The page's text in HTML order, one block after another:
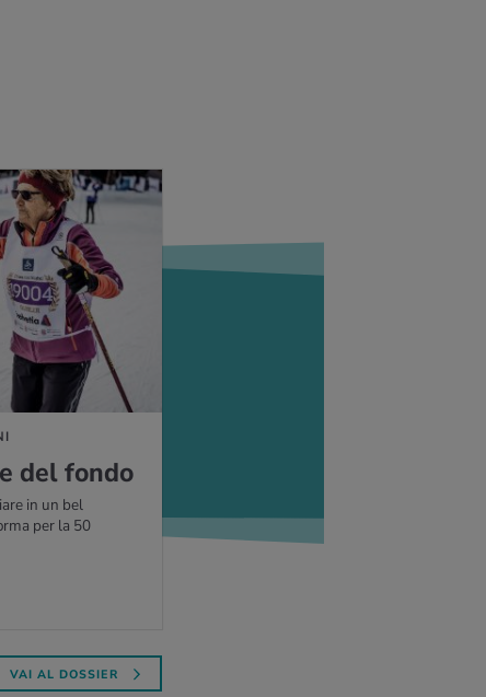
del fondo
in un bel
per la 50
VAI AL DOSSIER